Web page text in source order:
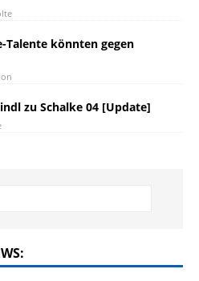
Talente könnten gegen
zu Schalke 04 [Update]